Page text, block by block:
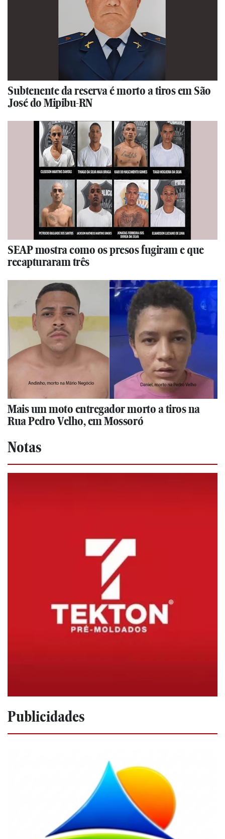
Subtenente da reserva é morto a tiros em São
José do Mipibu-RN
SEAP mostra como os presos fugiram e que
recapturaram três
Mais um moto entregador morto a tiros na
Rua Pedro Velho, em Mossoró
Notas
Publicidades